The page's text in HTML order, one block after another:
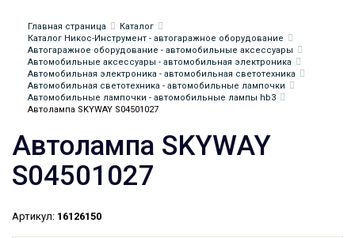
Главная страница
Каталог
Каталог Никос-Инструмент - автогаражное оборудование
Автогаражное оборудование - автомобильные аксессуары
Автомобильные аксессуары - автомобильная электроника
Автомобильная электроника - автомобильная светотехника
Автомобильная светотехника - автомобильные лампочки
Автомобильные лампочки - автомобильные лампы hb3
Автолампа SKYWAY S04501027
Автолампа SKYWAY
S04501027
Артикул: 16126150